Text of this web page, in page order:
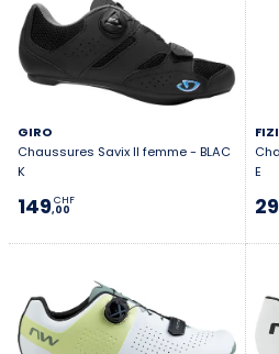
GIRO
Chaussures Savix II femme - BLAC
K
149,00
CHF
E